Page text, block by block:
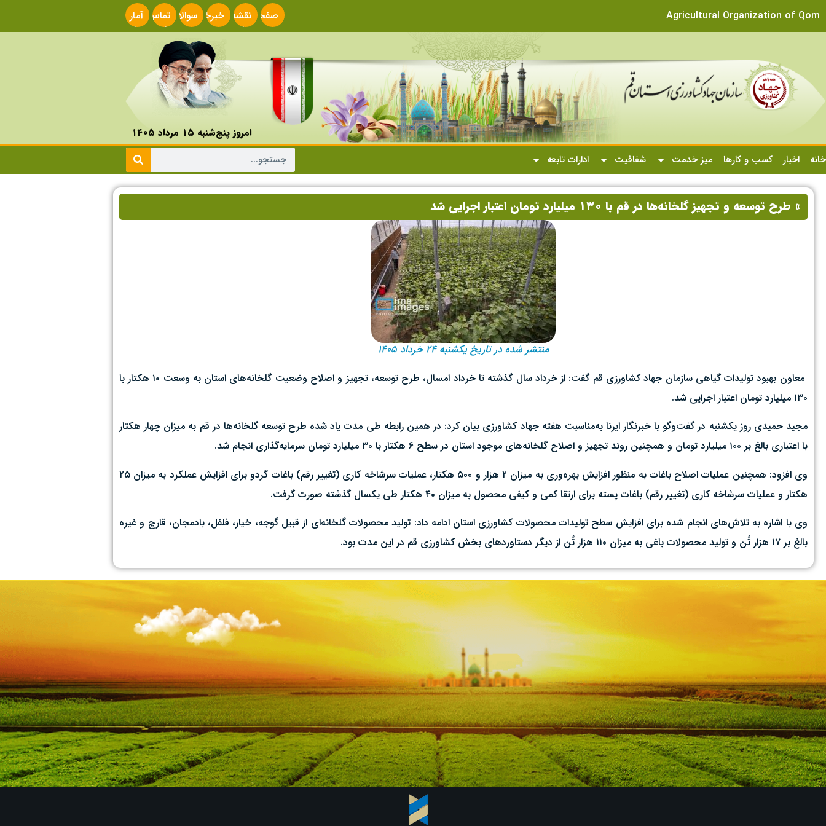
Agricultural Organization of Qom
صفحه
اصلی
نقشه
سایت
خبرخوانسوالات
متداول
تماس
با ما
آمار
سایت
امروز پنج‌شنبه ۱۵ مرداد ۱۴۰۵
خانه
اخبار کسب و کارها میز خدمت شفافیت ادارات تابعه
» طرح توسعه و تجهیز گلخانه‌ها در قم با ۱۳۰ میلیارد تومان اعتبار اجرایی شد
منتشر شده در تاریخ یکشنبه ۲۴ خرداد ۱۴۰۵
معاون بهبود تولیدات گیاهی سازمان جهاد کشاورزی قم گفت: از خرداد سال گذشته تا خرداد امسال، طرح توسعه، تجهیز و اصلاح وضعیت گلخانه‌های استان به وسعت ۱۰ هکتار با
۱۳۰ میلیارد تومان اعتبار اجرایی شد.
مجید حمیدی روز یکشنبه در گفت‌وگو با خبرنگار ایرنا به‌مناسبت هفته جهاد کشاورزی بیان کرد: در همین رابطه طی مدت یاد شده طرح توسعه گلخانه‌ها در قم به میزان چهار هکتار
با اعتباری بالغ بر ۱۰۰ میلیارد تومان و همچنین روند تجهیز و اصلاح گلخانه‌های موجود استان در سطح ۶ هکتار با ۳۰ میلیارد تومان سرمایه‌گذاری انجام شد.
وی افزود: همچنین عملیات اصلاح باغات به منظور افزایش بهره‌وری به میزان ٢ هزار و ٥٠٠ هکتار، عملیات سرشاخه کاری (تغییر رقم) باغات گردو برای افزایش عملکرد به میزان ٢٥
هکتار و عملیات سرشاخه کاری (تغییر رقم) باغات پسته برای ارتقا کمی و کیفی محصول به میزان ٤٠ هکتار طی یکسال گذشته صورت گرفت.
وی با اشاره به تلاش‌های انجام شده برای افزایش سطح تولیدات محصولات کشاورزی استان ادامه داد: تولید محصولات گلخانه‌ای از قبیل گوجه، خیار، فلفل، بادمجان، قارچ و غیره
بالغ بر ١٧ هزار تُن و تولید محصولات باغی به میزان ١١٠ هزار تُن از دیگر دستاوردهای بخش کشاورزی قم در این مدت بود.